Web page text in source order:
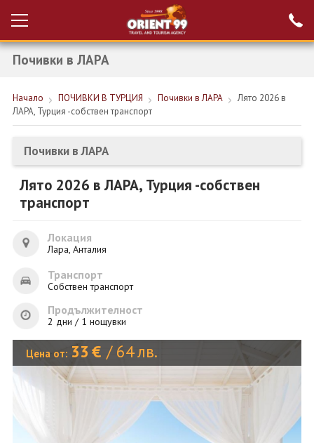
Вход за агенти
РАННИ ЗАПИСВАНИЯ ТУРЦИЯ
НОВА ГОДИНА ТУРЦИЯ
НОВА ГОДИНА
ПОЧИВКИ
ЕКЗОТИКА
ЕКСКУРЗИИ
ОЩЕ
ЗА НАС
КОНТАКТИ
ФИРМЕНИ ДОКУМЕНТИ
Почивки в ЛАРА
Начало ПОЧИВКИ В ТУРЦИЯ Почивки в ЛАРА
Лято 2026 в
ЛАРА, Турция -собствен транспорт
Почивки в ЛАРА
Лято 2026 в ЛАРА, Турция -собствен
транспорт
Локация
Лара, Анталия
Транспорт
Собствен транспорт
Продължителност
2 дни / 1 нощувки
Цена от: 33 € / 64лв.